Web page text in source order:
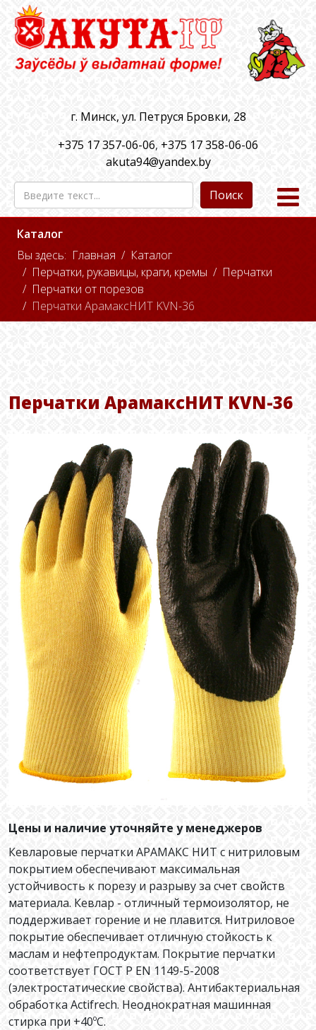
г. Минск, ул. Петруся Бровки, 28
+375 17 357-06-06, +375 17 358-06-06
akuta94@yandex.by
Поиск
Каталог
Вы здесь: Главная
Каталог
Перчатки, рукавицы, краги, кремы
Перчатки
Перчатки от порезов
Перчатки АрамаксНИТ KVN-36
Перчатки АрамаксНИТ KVN-36
Цены и наличие уточняйте у менеджеров
Кевларовые перчатки АРАМАКС НИТ с нитриловым
покрытием обеспечивают максимальная
устойчивость к порезу и разрыву за счет свойств
материала. Кевлар - отличный термоизолятор, не
поддерживает горение и не плавится. Нитриловое
покрытие обеспечивает отличную стойкость к
маслам и нефтепродуктам. Покрытие перчатки
соответствует ГОСТ Р EN 1149-5-2008
(электростатические свойства). Антибактериальная
обработка Actifrech. Неоднократная машинная
стирка при +40ºС.